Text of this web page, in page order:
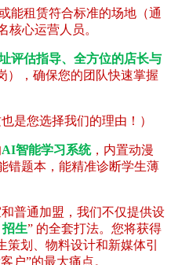
能租赁符合标准的场地（通
核心运营人员。
评估指导、全方位的店长与
），确保您的团队快速掌握
是您选择我们的理由！）
AI智能学习系统，内置动漫
错题本，能精准诊断学生薄
普通加盟，我们不仅提供设
生” 的全套打法。您将获得
划、物料设计和新媒体引
户”的最大痛点。